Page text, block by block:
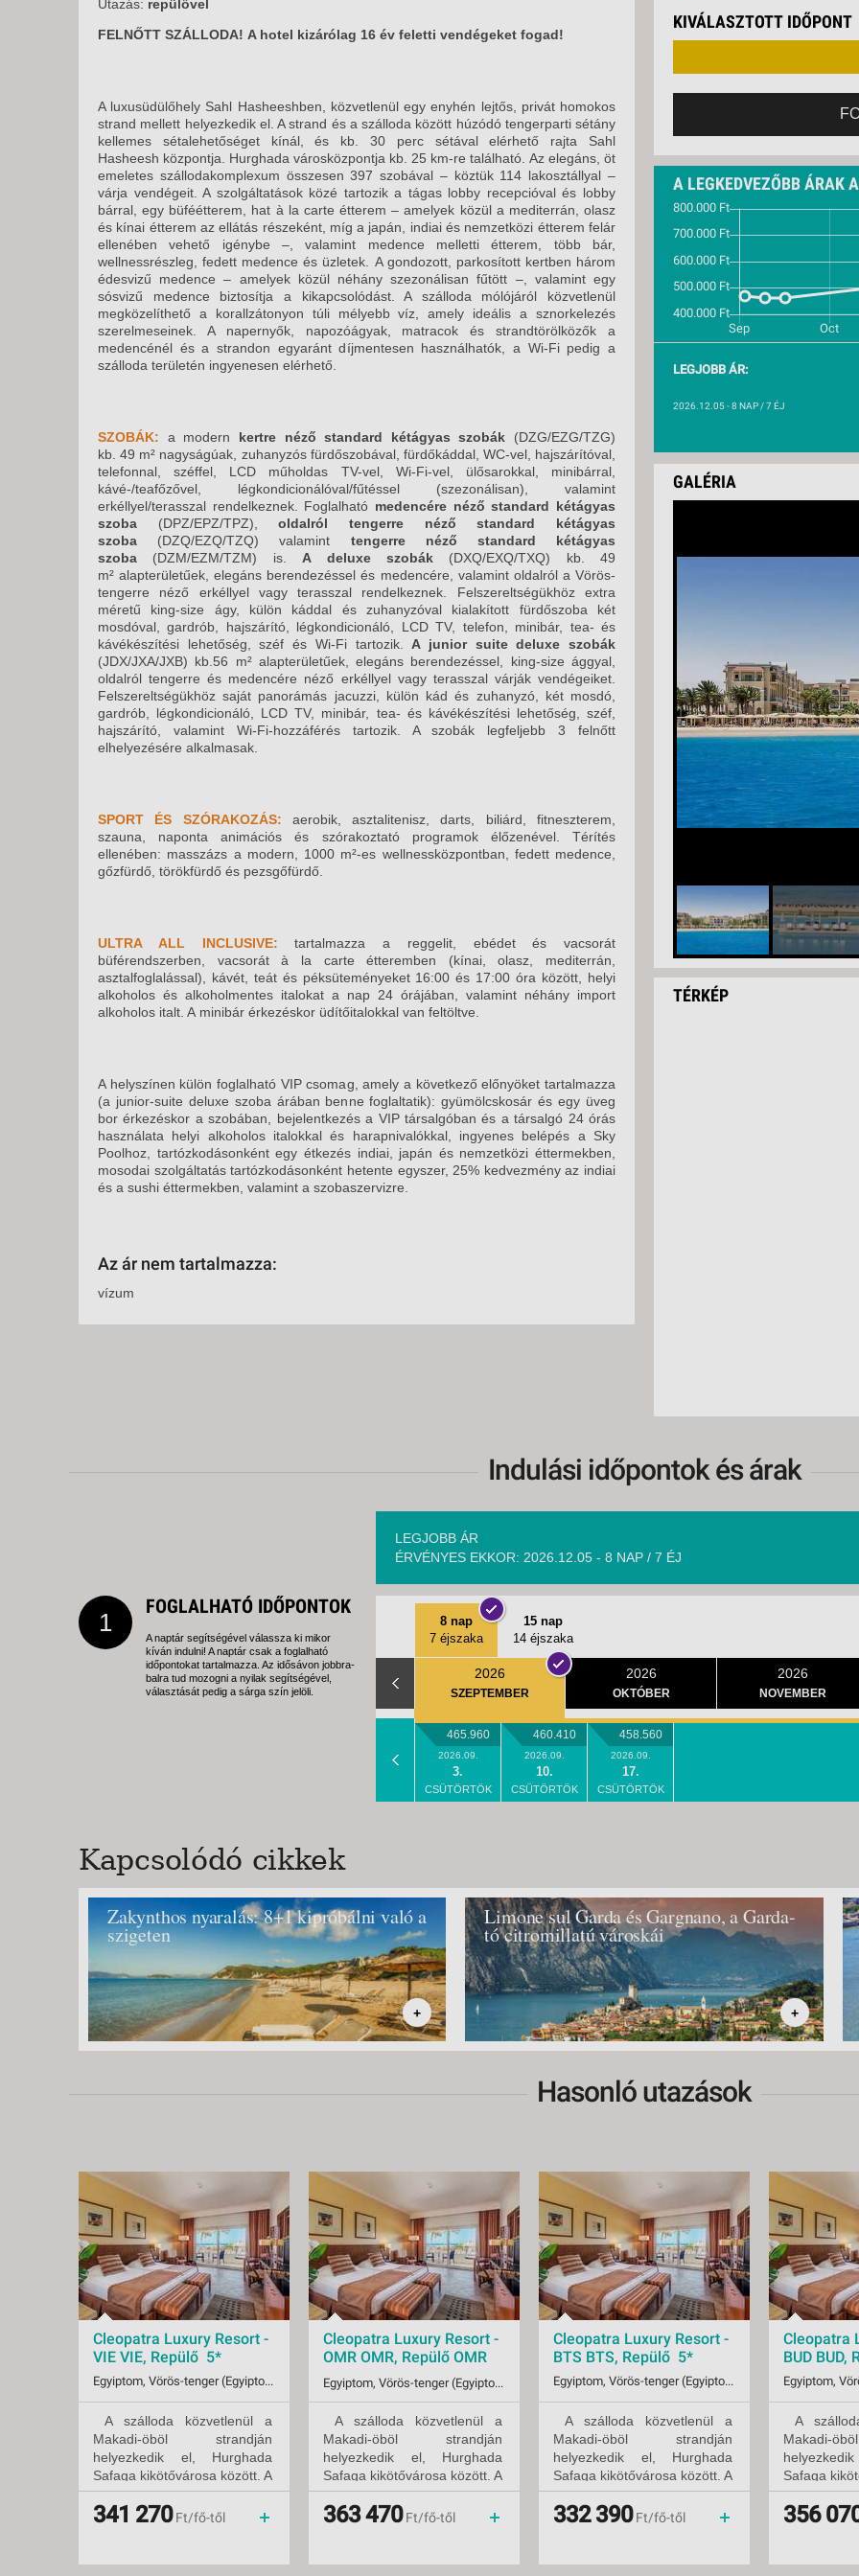
SZÁLLÁSOK
CSÚSZDÁVAL
BUDAVÁR TOURS
UTAZÁSOK
GALÉRIA
A LEGKEDVEZŐBB ÁRAK
LEGJOBB ÁR:
2026.12.05- 8 NAP / 7 ÉJ
2026. NOVEMBER
2026. NOVEMBER
2026. NOVEMBER
2026. NOVEMBER
2026. NOVEMBER
2026. DECEMBER
2026. DECEMBER
2026. DECEMBER
2026. DECEMBER
2026. DECEMBER
2026. DECEMBER
2026. DECEMBER
2027. JANUÁR 02.,
KIVÁLASZTOTT IDŐPONT
Utazás: repülővel
FELNŐTT SZÁLLODA! A hotel kizárólag 16 év feletti vendégeket fogad!
A luxusüdülőhely Sahl Hasheeshben, közvetlenül egy enyhén lejtős, privát homokos
strand mellett helyezkedik el. A strand és a szálloda között húzódó tengerparti sétány
kellemes sétalehetőséget kínál, és kb. 30 perc sétával elérhető rajta Sahl
Hasheesh központja. Hurghada városközpontja kb. 25 km-re található. Az elegáns, öt
emeletes szállodakomplexum összesen 397 szobával – köztük 114 lakosztállyal –
várja vendégeit. A szolgáltatások közé tartozik a tágas lobby recepcióval és lobby
bárral, egy büféétterem, hat à la carte étterem – amelyek közül a mediterrán, olasz
és kínai étterem az ellátás részeként, míg a japán, indiai és nemzetközi étterem felár
ellenében vehető igénybe –, valamint medence melletti étterem, több bár,
wellnessrészleg, fedett medence és üzletek. A gondozott, parkosított kertben három
édesvizű medence – amelyek közül néhány szezonálisan fűtött –, valamint egy
sósvizű medence biztosítja a kikapcsolódást. A szálloda mólójáról közvetlenül
megközelíthető a korallzátonyon túli mélyebb víz, amely ideális a sznorkelezés
szerelmeseinek. A napernyők, napozóágyak, matracok és strandtörölközők a
medencénél és a strandon egyaránt díjmentesen használhatók, a Wi-Fi pedig a
szálloda területén ingyenesen elérhető.
SZOBÁK: a modern kertre néző standard kétágyas szobák (DZG/EZG/TZG)
kb. 49 m² nagyságúak, zuhanyzós fürdőszobával, fürdőkáddal, WC-vel, hajszárítóval,
telefonnal, széffel, LCD műholdas TV-vel, Wi-Fi-vel, ülősarokkal, minibárral,
kávé-/teafőzővel, légkondicionálóval/fűtéssel (szezonálisan), valamint
erkéllyel/terasszal rendelkeznek. Foglalható medencére néző standard kétágyas
szoba (DPZ/EPZ/TPZ),oldalról tengerre néző standard kétágyas
szoba (DZQ/EZQ/TZQ) valamint tengerre néző standard kétágyas
szoba (DZM/EZM/TZM) is. A deluxe szobák(DXQ/EXQ/TXQ) kb. 49
m² alapterületűek, elegáns berendezéssel és medencére, valamint oldalról a Vörös-
tengerre néző erkéllyel vagy terasszal rendelkeznek. Felszereltségükhöz extra
méretű king-size ágy, külön káddal és zuhanyzóval kialakított fürdőszoba két
mosdóval, gardrób, hajszárító, légkondicionáló, LCD TV, telefon, minibár, tea- és
kávékészítési lehetőség, széf és Wi-Fi tartozik. A junior suite deluxe szobák
(JDX/JXA/JXB) kb.56 m² alapterületűek, elegáns berendezéssel, king-size ággyal,
oldalról tengerre és medencére néző erkéllyel vagy terasszal várják vendégeiket.
Felszereltségükhöz saját panorámás jacuzzi, külön kád és zuhanyzó, két mosdó,
gardrób, légkondicionáló, LCD TV, minibár, tea- és kávékészítési lehetőség, széf,
hajszárító, valamint Wi-Fi-hozzáférés tartozik. A szobák legfeljebb 3 felnőtt
elhelyezésére alkalmasak.
SPORT ÉS SZÓRAKOZÁS: aerobik, asztalitenisz, darts, biliárd, fitneszterem,
szauna, naponta animációs és szórakoztató programok élőzenével. Térítés
ellenében: masszázs a modern, 1000 m²-es wellnessközpontban, fedett medence,
gőzfürdő, törökfürdő és pezsgőfürdő.
ULTRA ALL INCLUSIVE:tartalmazza a reggelit, ebédet és vacsorát
büférendszerben, vacsorát à la carte étteremben (kínai, olasz, mediterrán,
asztalfoglalással), kávét, teát és péksüteményeket 16:00 és 17:00 óra között, helyi
alkoholos és alkoholmentes italokat a nap 24 órájában, valamint néhány import
alkoholos italt. A minibár érkezéskor üdítőitalokkal van feltöltve.
A helyszínen külön foglalható VIP csomag, amely a következő előnyöket tartalmazza
(a junior-suite deluxe szoba árában benne foglaltatik): gyümölcskosár és egy üveg
bor érkezéskor a szobában, bejelentkezés a VIP társalgóban és a társalgó 24 órás
használata helyi alkoholos italokkal és harapnivalókkal, ingyenes belépés a Sky
Poolhoz, tartózkodásonként egy étkezés indiai, japán és nemzetközi éttermekben,
mosodai szolgáltatás tartózkodásonként hetente egyszer, 25% kedvezmény az indiai
és a sushi éttermekben, valamint a szobaszervizre.
Az ár nem tartalmazza:
vízum
TÉRKÉP
Indulási időpontok és árak
LEGJOBB ÁR
ÉRVÉNYES EKKOR: 2026.12.05 - 8 NAP / 7 ÉJ
1
FOGLALHATÓ IDŐPONTOK
A naptár segítségével válassza ki mikor
kíván indulni! A naptár csak a foglalható
időpontokat tartalmazza. Az idősávon jobbra-
balra tud mozogni a nyilak segítségével,
választását pedig a sárga szín jelöli.
8 nap
7 éjszaka
15 nap
14 éjszaka
2026
SZEPTEMBER
2026
OKTÓBER
2026
NOVEMBER
Slide Right
465.960
2026.09.
3.
CSÜTÖRTÖK
460.410
2026.09.
10.
CSÜTÖRTÖK
458.560
2026.09.
17.
CSÜTÖRTÖK
Kapcsolódó cikkek
Zakynthos nyaralás: 8+1 kipróbálni való a
szigeten
+
Limone sul Garda és Gargnano, a Garda-
tó citromillatú városkái
+
Hasonló utazások
Cleopatra Luxury Resort -
VIE VIE, Repülő 5*
Egyiptom, Vörös-tenger (Egyiptom), Makadi Bay
Indulások:
2026.08.13-tól
Időpontok:
Ellátás:
all inclusive
Besorolás:
5*
Szállás:
Hotel
Utazás:
A szálloda közvetlenül a
Makadi-öböl strandján
helyezkedik el, Hurghada
Safaga kikötővárosa között. A
repülőtértől kb. 30 km
távolságra.
A szálloda komplexumot
341 270Ft/fő-től
Cleopatra Luxury Resort -
OMR OMR, Repülő OMR
5*
Egyiptom, Vörös-tenger (Egyiptom), Makadi Bay
Indulások:
2026.10.31-tól
Időpontok:
Ellátás:
all inclusive
Besorolás:
5*
Szállás:
Hotel
Utazás:
repülővel
A szálloda közvetlenül a
Makadi-öböl strandján
helyezkedik el, Hurghada
Safaga kikötővárosa között. A
repülőtértől kb. 30 km
távolságra.
A szálloda komplexumot
363 470Ft/fő-től
Cleopatra Luxury Resort -
BTS BTS, Repülő 5*
Egyiptom, Vörös-tenger (Egyiptom), Makadi Bay
Indulások:
2026.08.15-tól
Időpontok:
Ellátás:
all inclusive
Besorolás:
5*
Szállás:
Hotel
Utazás:
A szálloda közvetlenül a
Makadi-öböl strandján
helyezkedik el, Hurghada
Safaga kikötővárosa között. A
repülőtértől kb. 30 km
távolságra.
A szálloda komplexumot
332 390Ft/fő-től
Cleopatra
BUD BUD,
Indulások:
Időpontok:
Ellátás:
Besorolás:
Szállás:
Utazás:
A
Makadi-
Safaga
távolságra.
A
356